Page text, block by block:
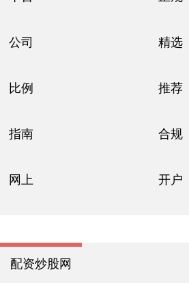
公司 精选
比例 推荐
指南 合规
网上 开户
配资炒股网